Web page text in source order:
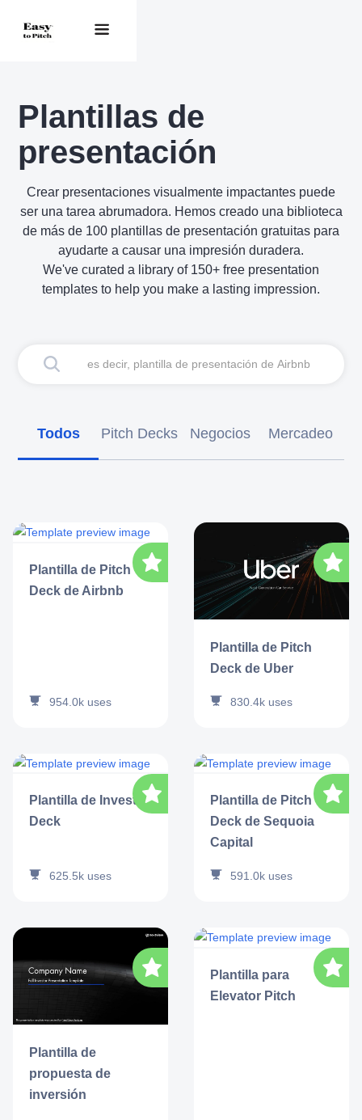
Plantillas de
presentación
Crear presentaciones visualmente impactantes puede
ser una tarea abrumadora. Hemos creado una biblioteca
de más de 100 plantillas de presentación gratuitas para
ayudarte a causar una impresión duradera.
We've curated a library of 150+ free presentation
templates to help you make a lasting impression.
Todos Pitch Decks Negocios Mercadeo
Plantilla de Pitch
Deck de Airbnb
954.0k uses
Plantilla de Pitch
Deck de Uber
830.4k uses
Plantilla de Investor
Deck
625.5k uses
Plantilla de Pitch
Deck de Sequoia
Capital
591.0k uses
Plantilla de
propuesta de
inversión
Plantilla para
Elevator Pitch